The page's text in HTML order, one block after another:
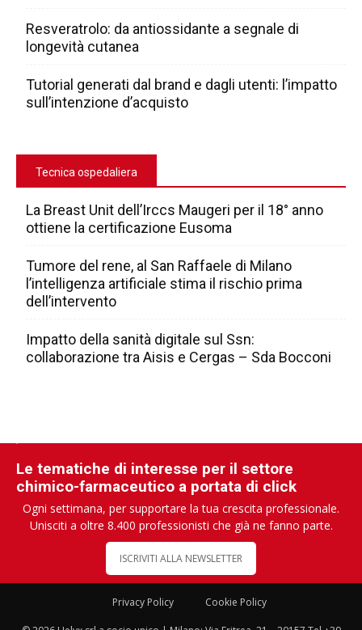
Resveratrolo: da antiossidante a segnale di
longevità cutanea
Tutorial generati dal brand e dagli utenti: l’impatto
sull’intenzione d’acquisto
Tecnica ospedaliera
La Breast Unit dell’Irccs Maugeri per il 18° anno
ottiene la certificazione Eusoma
Tumore del rene, al San Raffaele di Milano
l’intelligenza artificiale stima il rischio prima
dell’intervento
Impatto della sanità digitale sul Ssn:
collaborazione tra Aisis e Cergas – Sda Bocconi
Le tematiche di interesse per il settore
chimico-farmaceutico a portata di click
Ogni settimana, per supportare la tua crescita professionale.
Unisciti a oltre 8.400 professionisti che già ne fanno parte.
ISCRIVITI ALLA NEWSLETTER
Privacy Policy Cookie Policy